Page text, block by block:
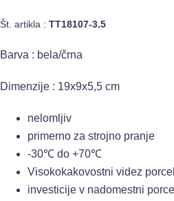
Št. artikla : TT18107-3.5
Barva : bela/črna
Dimenzije : 19x9x5,5 cm
nelomljiv
primerno za strojno pranje
-30℃ do +70℃
Visokokakovostni videz
investicije v nadomestni